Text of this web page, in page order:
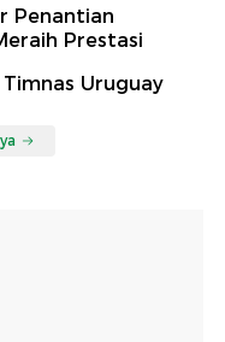
Penantian
Prestasi
Uruguay